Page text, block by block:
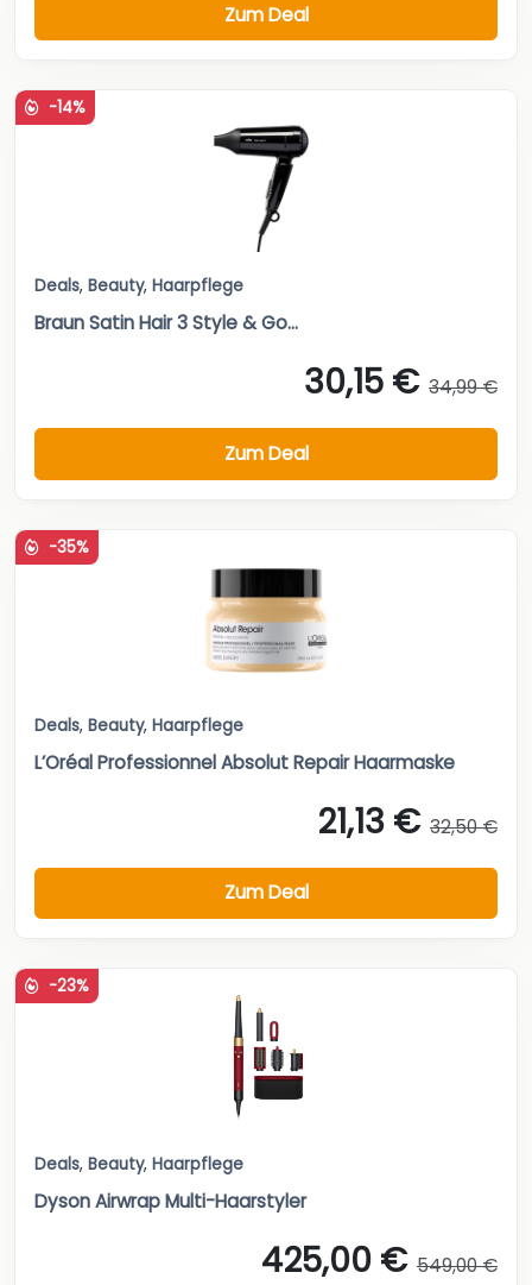
Zum Deal
-14%
Deals, Beauty, Haarpflege
Braun Satin Hair 3 Style & Go...
30,15 € 34,99 €
Zum Deal
-35%
Deals, Beauty, Haarpflege
L’Oréal Professionnel Absolut Repair Haarmaske
21,13 € 32,50 €
Zum Deal
-23%
Deals, Beauty, Haarpflege
Dyson Airwrap Multi-Haarstyler
425,00 € 549,00 €